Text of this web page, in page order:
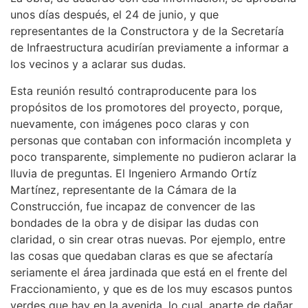
unos días después, el 24 de junio, y que
representantes de la Constructora y de la Secretaría
de Infraestructura acudirían previamente a informar a
los vecinos y a aclarar sus dudas.
Esta reunión resultó contraproducente para los
propósitos de los promotores del proyecto, porque,
nuevamente, con imágenes poco claras y con
personas que contaban con información incompleta y
poco transparente, simplemente no pudieron aclarar la
lluvia de preguntas. El Ingeniero Armando Ortíz
Martínez, representante de la Cámara de la
Construcción, fue incapaz de convencer de las
bondades de la obra y de disipar las dudas con
claridad, o sin crear otras nuevas. Por ejemplo, entre
las cosas que quedaban claras es que se afectaría
seriamente el área jardinada que está en el frente del
Fraccionamiento, y que es de los muy escasos puntos
verdes que hay en la avenida, lo cual, aparte de dañar